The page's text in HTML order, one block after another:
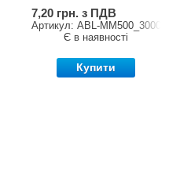
7,20 грн. з ПДВ
Артикул: ABL-MM500_3000201//7
Є в наявності
Купити